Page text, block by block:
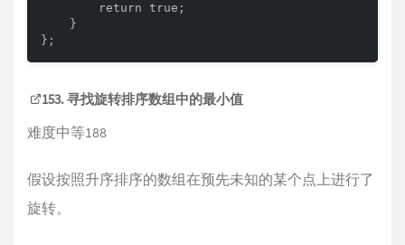
        return true;
    }
};
153. 寻找旋转排序数组中的最小值
难度中等188
假设按照升序排序的数组在预先未知的某个点上进行了
旋转。